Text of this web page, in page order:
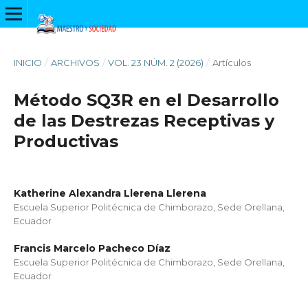
INICIO / ARCHIVOS / VOL. 23 NÚM. 2 (2026) / Artículos
Método SQ3R en el Desarrollo
de las Destrezas Receptivas y
Productivas
Katherine Alexandra Llerena Llerena
Escuela Superior Politécnica de Chimborazo, Sede Orellana,
Ecuador
Francis Marcelo Pacheco Díaz
Escuela Superior Politécnica de Chimborazo, Sede Orellana,
Ecuador